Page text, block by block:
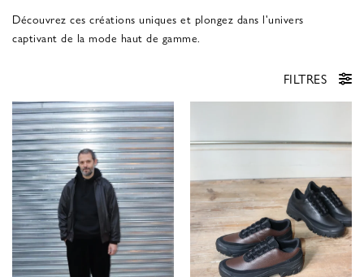
Découvrez ces créations uniques et plongez dans l'univers
captivant de la mode haut de gamme.
FILTRES